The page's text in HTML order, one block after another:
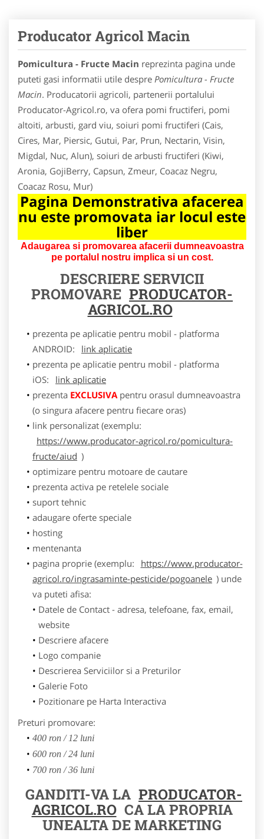
Producator Agricol Macin
Pomicultura - Fructe Macin reprezinta pagina unde
puteti gasi informatii utile despre Pomicultura - Fructe
Macin. Producatorii agricoli, partenerii portalului
Producator-Agricol.ro, va ofera pomi fructiferi, pomi
altoiti, arbusti, gard viu, soiuri pomi fructiferi (Cais,
Cires, Mar, Piersic, Gutui, Par, Prun, Nectarin, Visin,
Migdal, Nuc, Alun), soiuri de arbusti fructiferi (Kiwi,
Aronia, GojiBerry, Capsun, Zmeur, Coacaz Negru,
Coacaz Rosu, Mur)
Pagina Demonstrativa afacerea
nu este promovata iar locul este
liber
Adaugarea si promovarea afacerii dumneavoastra
pe portalul nostru implica si un cost.
DESCRIERE SERVICII
PROMOVARE PRODUCATOR-
AGRICOL.RO
prezenta pe aplicatie pentru mobil - platforma
ANDROID:
link aplicatie
prezenta pe aplicatie pentru mobil - platforma
iOS:
link aplicatie
prezenta EXCLUSIVApentru orasul dumneavoastra
(o singura afacere pentru fiecare oras)
link personalizat (exemplu:
https://www.producator-agricol.ro/pomicultura-
fructe/aiud )
optimizare pentru motoare de cautare
prezenta activa pe retelele sociale
suport tehnic
adaugare oferte speciale
hosting
mentenanta
pagina proprie (exemplu:
https://www.producator-
agricol.ro/ingrasaminte-pesticide/pogoanele ) unde
va puteti afisa:
Datele de Contact - adresa, telefoane, fax, email,
website
Descriere afacere
Logo companie
Descrierea Serviciilor si a Preturilor
Galerie Foto
Pozitionare pe Harta Interactiva
Preturi promovare:
400 ron / 12 luni
600 ron / 24 luni
700 ron / 36 luni
GANDITI-VA LA PRODUCATOR-
AGRICOL.RO CA LA PROPRIA
UNEALTA DE MARKETING